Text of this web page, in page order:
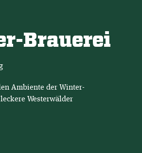
Brauerei
Ambiente der Winter-
Westerwälder